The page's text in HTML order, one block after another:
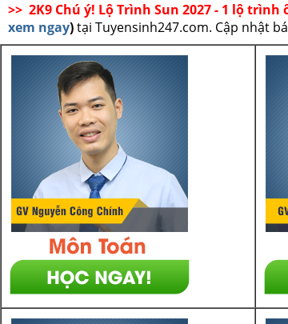
>> 2K9 Chú ý! Lộ Trình Sun 2027 - 1 lộ trình
xem ngay)tại Tuyensinh247.com. Cập nhật